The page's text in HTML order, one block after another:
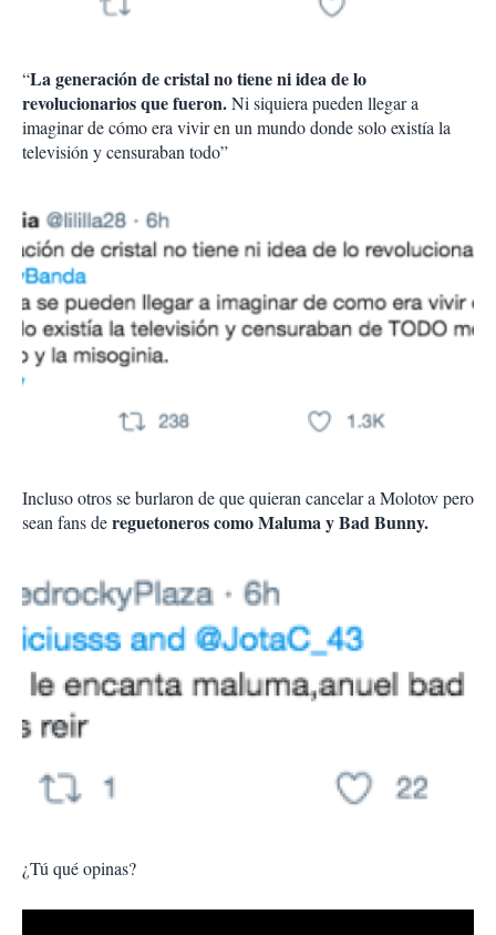
“La generación de cristal no tiene ni idea de lo
revolucionarios que fueron.Ni siquiera pueden llegar a
imaginar de cómo era vivir en un mundo donde solo existía la
televisión y censuraban todo”
Incluso otros se burlaron de que quieran cancelar a Molotov pero
sean fans dereguetoneros como Maluma y Bad Bunny.
¿Tú qué opinas?